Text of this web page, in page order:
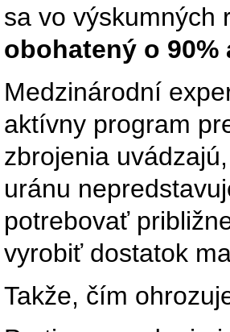
sa vo výskumných
obohatený o 90%
Medzinárodní
aktívny program
zbrojenia
uránu
potrebovať
vyrobiť dostatok
Takže, čím